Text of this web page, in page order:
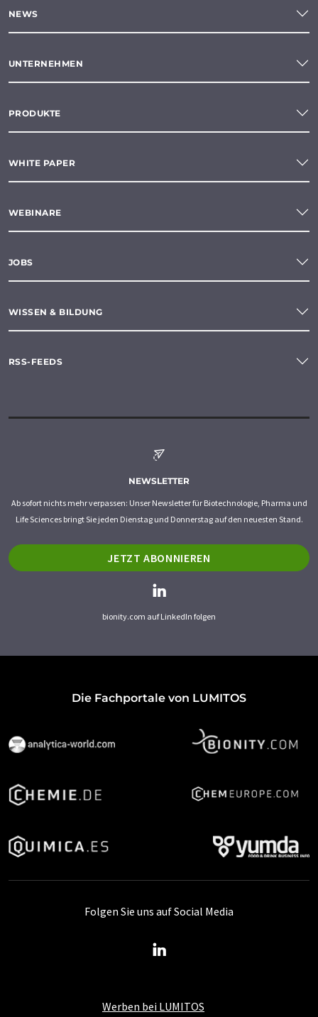
NEWS
UNTERNEHMEN
PRODUKTE
WHITE PAPER
WEBINARE
JOBS
WISSEN & BILDUNG
RSS-FEEDS
NEWSLETTER
Ab sofort nichts mehr verpassen: Unser Newsletter für Biotechnologie, Pharma und
Life Sciences bringt Sie jeden Dienstag und Donnerstag auf den neuesten Stand.
JETZT ABONNIEREN
bionity.com auf LinkedIn folgen
Die Fachportale von LUMITOS
Werben bei LUMITOS
Folgen Sie uns auf Social Media